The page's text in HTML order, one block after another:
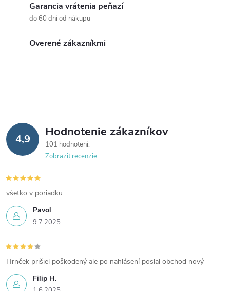
p
r
v
y
v
ý
p
i
Garancia vrátenia peňazí
do 60 dní od nákupu
Overené zákazníkmi
4,9 Hodnotenie zákazníkov
101 hodnotení
Zobraziť recenzie
Pavol
9.7.2025
všetko v poriadku
Filip H.
Hrnček prišiel poškodený ale po nahlásení poslal obchod nový